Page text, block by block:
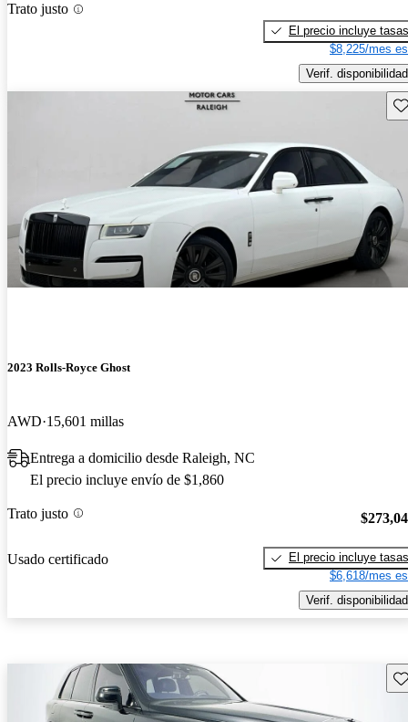
Trato justo
El precio incluye tasas
$8,225/mes
Verif. disponibilidad
2023 Rolls-Royce Ghost
AWD 15,601 millas
Entrega a domicilio desde Raleigh, NC
El precio incluye envío de $1,860
Trato justo
Usado certificado
El precio incluye tasas
$6,618/mes
Verif. disponibilidad